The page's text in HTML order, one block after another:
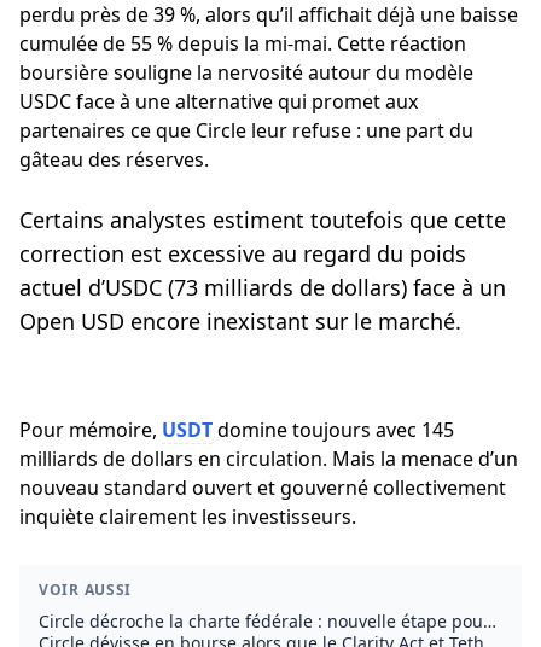
perdu près de 39 %, alors qu’il affichait déjà une baisse
cumulée de 55 % depuis la mi-mai. Cette réaction
boursière souligne la nervosité autour du modèle
USDC face à une alternative qui promet aux
partenaires ce que Circle leur refuse : une part du
gâteau des réserves.
Certains analystes estiment toutefois que cette
correction est excessive au regard du poids
actuel d’USDC (73 milliards de dollars) face à un
Open USD encore inexistant sur le marché.
Pour mémoire, USDTdomine toujours avec 145
milliards de dollars en circulation. Mais la menace d’un
nouveau standard ouvert et gouverné collectivement
inquiète clairement les investisseurs.
VOIR AUSSI
Circle décroche la charte fédérale : nouvelle étape pour